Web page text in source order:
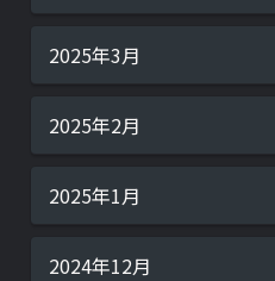
2025年3月
2025年2月
2025年1月
2024年12月